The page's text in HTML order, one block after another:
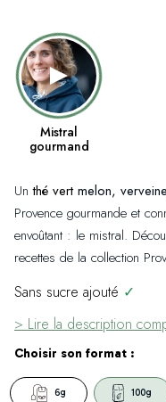
Mistral
gourmand
Unthé vertmelon, verveine
Provence gourmande et
envoûtant : le mistral.
recettes de la collection
Sans sucre ajouté ✓
> Lire la description
Choisir son format :
6g 100g